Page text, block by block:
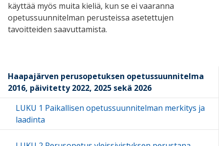
käyttää myös muita kieliä, kun se ei vaaranna
opetussuunnitelman perusteissa asetettujen
tavoitteiden saavuttamista.
Haapajärven perusopetuksen opetussuunnitelma
2016, päivitetty 2022, 2025 sekä 2026
LUKU 1 Paikallisen opetussuunnitelman merkitys ja
laadinta